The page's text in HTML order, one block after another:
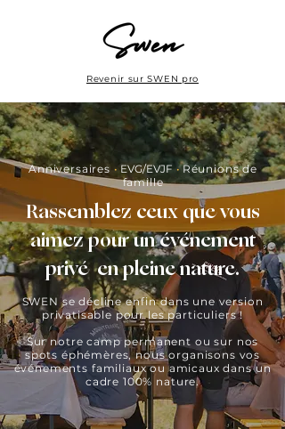
Revenir sur SWEN pro
Anniversaires •EVG/EVJF • Réunions de
famille
Rassemblez ceux que vous
aimez pour un événement
privé en pleine nature.
SWEN se décline enfin dans une version
privatisable pour les particuliers !
Sur notre camp permanent ou sur nos
spots éphémères, nous organisons vos
événements familiaux ou amicaux dans un
cadre 100% nature.